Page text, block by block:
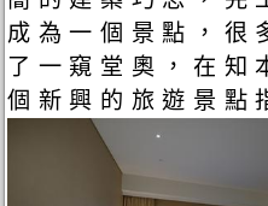
成為一個景點，很
了一窺堂奧，在知
個新興的旅遊景點